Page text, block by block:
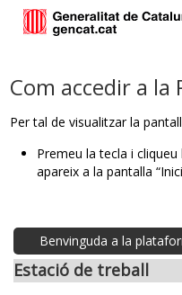
Benvinguda a la
Estació de treball
Com accedir a la
Per tal de visualitzar la
Premeu la tecla i
apareix a la pantalla